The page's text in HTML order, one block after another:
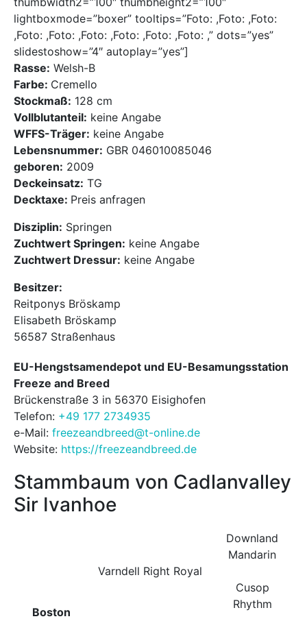
Mediathek
Kontakt
Partner
Account
lightboxmode=”boxer” tooltips=”Foto: ,Foto: ,Foto:
,Foto: ,Foto: ,Foto: ,Foto: ,Foto: ,Foto: ,” dots=”yes”
slidestoshow=”4″ autoplay=”yes”]
Rasse: Welsh-B
Farbe: Cremello
Stockmaß: 128 cm
Vollblutanteil: keine Angabe
WFFS-Träger: keine Angabe
Lebensnummer: GBR 046010085046
geboren: 2009
Deckeinsatz: TG
Decktaxe: Preis anfragen
Disziplin: Springen
Zuchtwert Springen: keine Angabe
Zuchtwert Dressur: keine Angabe
Besitzer:
Reitponys Bröskamp
Elisabeth Bröskamp
56587 Straßenhaus
EU-Hengstsamendepot und EU-Besamungsstation
Freeze and Breed
Brückenstraße 3 in 56370 Eisighofen
Telefon: +49 177 2734935
e-Mail: freezeandbreed@t-online.de
Website: https://freezeandbreed.de
Stammbaum von Cadlanvalley
Sir Ivanhoe
Boston
Varndell Right Royal
Downland
Mandarin
Cusop
Rhythm